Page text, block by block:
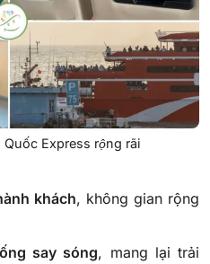
Express rộng rãi
khách, không gian rộng
say sóng, mang lại trải